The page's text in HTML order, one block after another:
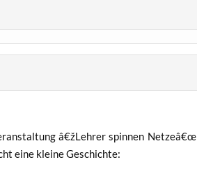
â€žLehrer spin­nen Netzeâ€œ
eine klei­ne Geschichte: